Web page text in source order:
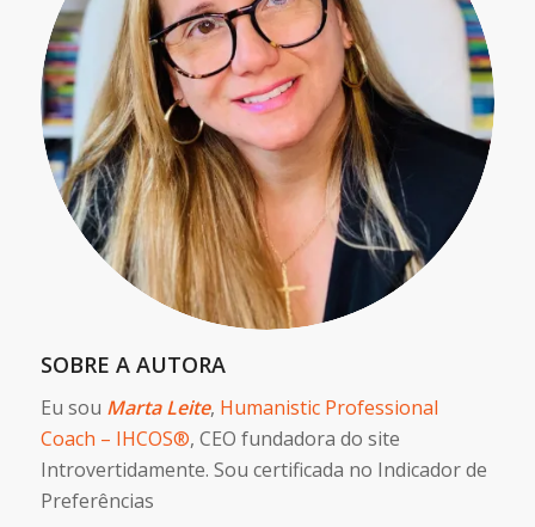
SOBRE A AUTORA
Eu sou Marta Leite, Humanistic Professional
Coach – IHCOS®, CEO fundadora do site
Introvertidamente. Sou certificada no Indicador de
Preferências